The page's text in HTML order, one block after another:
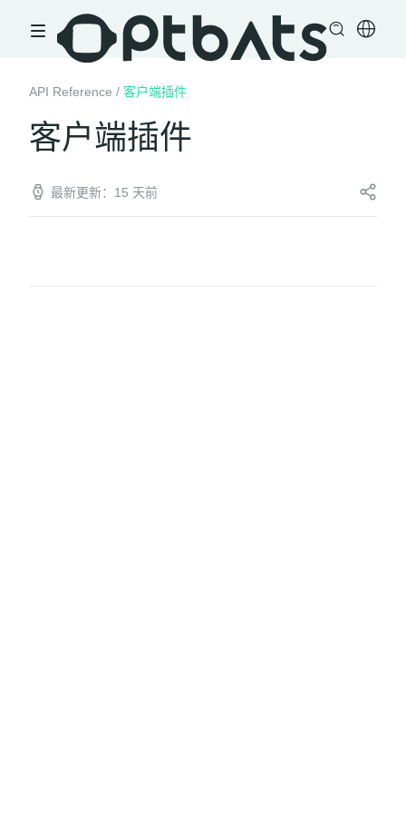
API Reference / 客户端插件
客户端插件
最新更新：15 天前